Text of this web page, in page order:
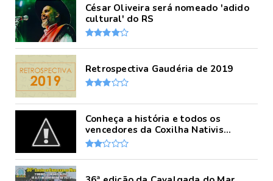
César Oliveira será nomeado 'adido
cultural' do RS
Retrospectiva Gaudéria de 2019
Conheça a história e todos os
vencedores da Coxilha Nativis...